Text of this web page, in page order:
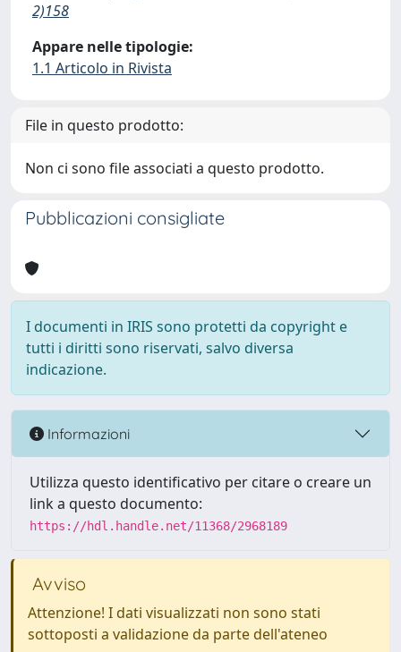
2)158
Appare nelle tipologie:
1.1 Articolo in Rivista
File in questo prodotto:
Non ci sono file associati a questo prodotto.
Pubblicazioni consigliate
I documenti in IRIS sono protetti da copyright e
tutti i diritti sono riservati, salvo diversa
indicazione.
Informazioni
Utilizza questo identificativo per citare o creare un
link a questo documento:
https://hdl.handle.net/11368/2968189
Avviso
Attenzione! I dati visualizzati non sono stati
sottoposti a validazione da parte dell'ateneo